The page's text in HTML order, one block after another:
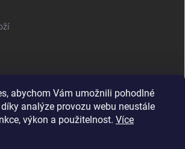
abychom Vám umožnili pohodlné
analýze provozu webu neustále
výkon a použitelnost. Více
v roce 2026: co musí obsahovat a na
si vybrat a co by měla obsahovat?